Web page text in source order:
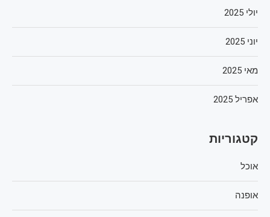
יולי 2025
יוני 2025
מאי 2025
אפריל 2025
קטגוריות
אוכל
אופנה